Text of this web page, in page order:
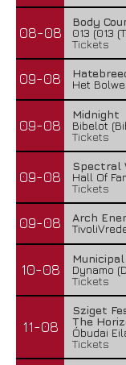
08-08
Body
013 (013
Tickets
09-08
Het
09-08
Midnight
Bibelot
Tickets
09-08
Spectral
Hall Of
Tickets
09-08
Arch
10-08
Dynamo
Tickets
11-08
Sziget
The
Óbudai
Tickets